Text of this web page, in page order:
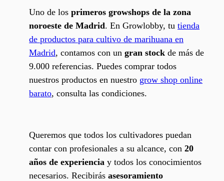
Uno de los primeros growshops de la zona
noroeste de Madrid. En Growlobby, tu tienda
de productos para cultivo de marihuana en
Madrid, contamos con un gran stock de más de
9.000 referencias. Puedes comprar todos
nuestros productos en nuestro grow shop online
barato, consulta las condiciones.
Queremos que todos los cultivadores puedan
contar con profesionales a su alcance, con 20
años de experiencia y todos los conocimientos
necesarios. Recibirás asesoramiento